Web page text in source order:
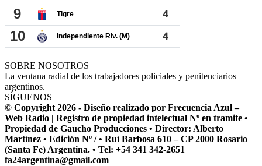
SOBRE NOSOTROS
La ventana radial de los trabajadores policiales y penitenciarios
argentinos.
SÍGUENOS
© Copyright 2026 - Diseño realizado por Frecuencia Azul –
Web Radio | Registro de propiedad intelectual Nº en tramite •
Propiedad de Gaucho Producciones • Director: Alberto
Martínez • Edición Nº / • Ruí Barbosa 610 – CP 2000 Rosario
(Santa Fe) Argentina. • Tel: +54 341 342-2651
fa24argentina@gmail.com